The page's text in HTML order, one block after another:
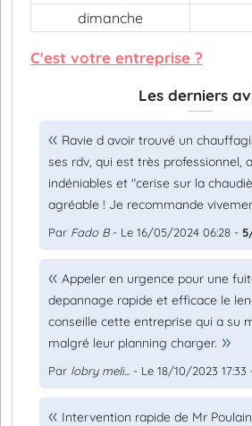
dimanche
C'est votre entreprise ?
Les derniers
Ravie d avoir trouvé un
ses rdv, qui est très professionnel,
indéniables et "cerise sur la
agréable ! Je recommande
Par Fado B- Le 16/05/2024 06:28 -
Appeler en urgence pour une
depannage rapide et efficace le
conseille cette entreprise qui a su
malgré leur planning charger.
Par lobry meli... - Le 18/10/2023 17:33
Intervention rapide de Mr